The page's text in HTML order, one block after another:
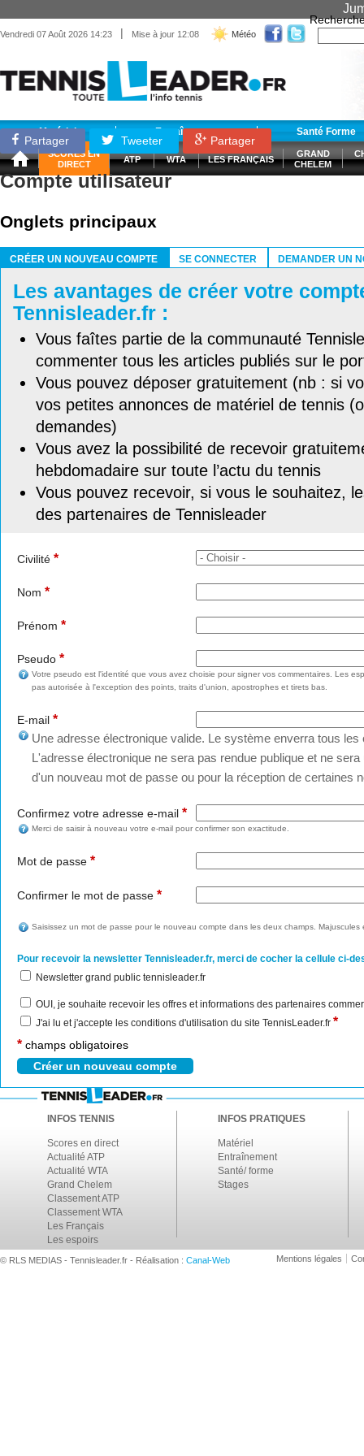
Vendredi 07 Août 2026 14:23 | Mise à jour 12:08 Météo
Matériel Entraînement Santé Forme
SCORES EN
DIRECT
ATP WTA LES FRANÇAIS
GRAND
CHELEM
Partager Tweeter Partager
Compte utilisateur
Onglets principaux
CRÉER UN NOUVEAU COMPTE
SE CONNECTER DEMANDER UN
Les avantages de créer votre
Tennisleader.fr :
Vous faîtes partie de la communauté
commenter tous les articles publiés sur le
Vous pouvez déposer gratuitement (nb : si
vos petites annonces de matériel de tennis
demandes)
Vous avez la possibilité de recevoir
hebdomadaire sur toute l’actu du tennis
Vous pouvez recevoir, si vous le souhaitez,
des partenaires de Tennisleader
Civilité *
Nom *
Prénom *
Pseudo *
Votre pseudo est l'identité que vous avez choisie pour signer vos commentaires. Les
pas autorisée à l'exception des points, traits d'union, apostrophes et tirets bas.
E-mail *
Une adresse électronique valide. Le système enverra tous
L'adresse électronique ne sera pas rendue publique et ne
d'un nouveau mot de passe ou pour la réception de certaines
Confirmez votre adresse e-mail *
Merci de saisir à nouveau votre e-mail pour confirmer son exactitude.
Mot de passe *
Confirmer le mot de passe *
Saisissez un mot de passe pour le nouveau compte dans les deux champs. Majuscules
Pour recevoir la newsletter Tennisleader.fr, merci de cocher la cellule ci-
Newsletter grand public tennisleader.fr
OUI, je souhaite recevoir les offres et informations des partenaires
J'ai lu et j'accepte les conditions d'utilisation du site TennisLeader.fr *
* champs obligatoires
INFOS TENNIS
Scores en direct
Actualité ATP
Actualité WTA
Grand Chelem
Classement ATP
Classement WTA
Les Français
Les espoirs
INFOS PRATIQUES
Matériel
Entraînement
Santé/ forme
Stages
© RLS MEDIAS - Tennisleader.fr - Réalisation : Canal-Web Mentions légales